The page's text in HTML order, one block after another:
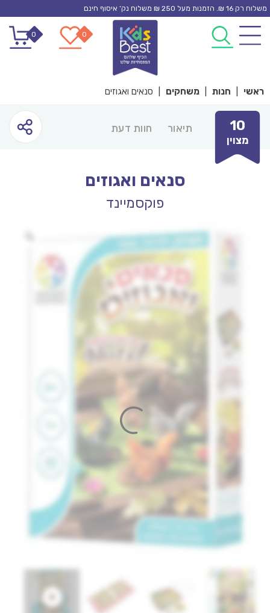
Skip
content
משלוח רק 16 ₪. הזמנות מעל 250 ₪ משלוח נק’ איסוף חינם
0
0
ראשי חנות משחקים סנאים ואגוזים
10
מצוין
תיאור חוות דעת
סנאים ואגוזים
פוקסמיינד